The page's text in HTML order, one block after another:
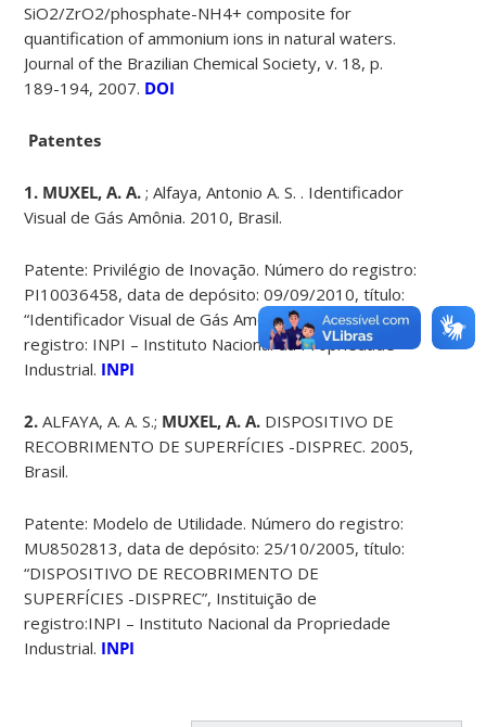
SiO2/ZrO2/phosphate-NH4+ composite for
quantification of ammonium ions in natural waters.
Journal of the Brazilian Chemical Society, v. 18, p.
189-194, 2007. DOI
Patentes
1. MUXEL, A. A. ; Alfaya, Antonio A. S. . Identificador
Visual de Gás Amônia. 2010, Brasil.
Patente: Privilégio de Inovação. Número do registro:
PI10036458, data de depósito: 09/09/2010, título:
“Identificador Visual de Gás Amônia”, Instituição de
registro: INPI – Instituto Nacional da Propriedade
Industrial. INPI
2.ALFAYA, A. A. S.; MUXEL, A. A. DISPOSITIVO DE
RECOBRIMENTO DE SUPERFÍCIES -DISPREC. 2005,
Brasil.
Patente: Modelo de Utilidade. Número do registro:
MU8502813, data de depósito: 25/10/2005, título:
“DISPOSITIVO DE RECOBRIMENTO DE
SUPERFÍCIES -DISPREC”, Instituição de
registro:INPI – Instituto Nacional da Propriedade
Industrial. INPI